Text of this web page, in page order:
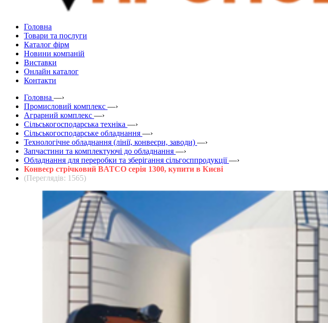
Головна
Товари та послуги
Каталог фірм
Новини компаній
Виставки
Онлайн каталог
Контакти
Головна —›
Промисловий комплекс —›
Аграрний комплекс —›
Сільськогосподарська техніка —›
Сільськогосподарське обладнання —›
Технологічне обладнання (лінії, конвеєри, заводи) —›
Запчастини та комплектуючі до обладнання —›
Обладнання для переробки та зберігання сільгосппродукції —›
Конвеєр стрічковий BATCO серія 1300, купити в Києві
(Переглядів: 1565)